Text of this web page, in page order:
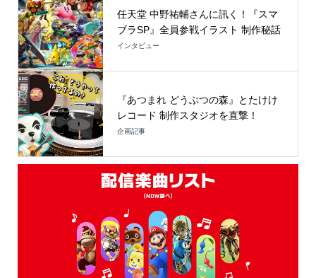
任天堂 中野祐輔さんに訊く！『スマ
ブラSP』全員参戦イラスト 制作秘話
インタビュー
『あつまれ どうぶつの森』とたけけ
レコード 制作スタジオを直撃！
企画記事